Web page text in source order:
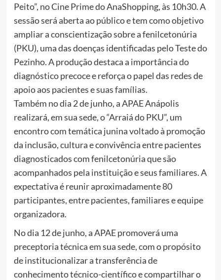
Peito”, no Cine Prime do AnaShopping, às 10h30. A
sessão será aberta ao público e tem como objetivo
ampliar a conscientização sobre a fenilcetonúria
(PKU), uma das doenças identificadas pelo Teste do
Pezinho. A produção destaca a importância do
diagnóstico precoce e reforça o papel das redes de
apoio aos pacientes e suas famílias.
Também no dia 2 de junho, a APAE Anápolis
realizará, em sua sede, o “Arraiá do PKU”, um
encontro com temática junina voltado à promoção
da inclusão, cultura e convivência entre pacientes
diagnosticados com fenilcetonúria que são
acompanhados pela instituição e seus familiares. A
expectativa é reunir aproximadamente 80
participantes, entre pacientes, familiares e equipe
organizadora.
No dia 12 de junho, a APAE promoverá uma
preceptoria técnica em sua sede, com o propósito
de institucionalizar a transferência de
conhecimento técnico-científico e compartilhar o